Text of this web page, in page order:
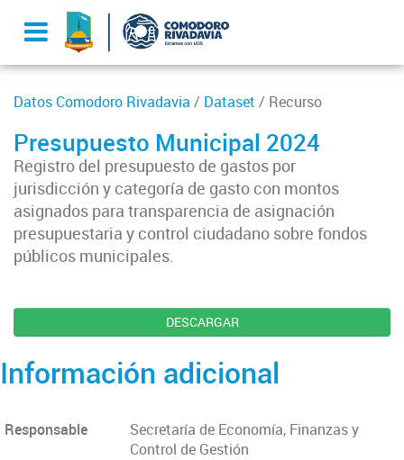
Datos Comodoro Rivadavia / Dataset / Recurso
Presupuesto Municipal 2024
Registro del presupuesto de gastos por
jurisdicción y categoría de gasto con montos
asignados para transparencia de asignación
presupuestaria y control ciudadano sobre fondos
públicos municipales.
DESCARGAR
Información adicional
Responsable
Secretaría de Economía, Finanzas y
Control de Gestión